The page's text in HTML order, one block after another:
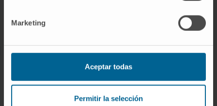
Marketing
Aceptar todas
Permitir la selección
Our Researchers